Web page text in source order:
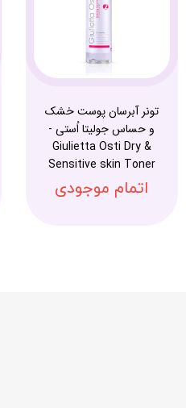
تونر آبرسان پوست خشک
و حساس جولیتا اُستی -
Giulietta Osti Dry &
Sensitive skin Toner
اتمام موجودی